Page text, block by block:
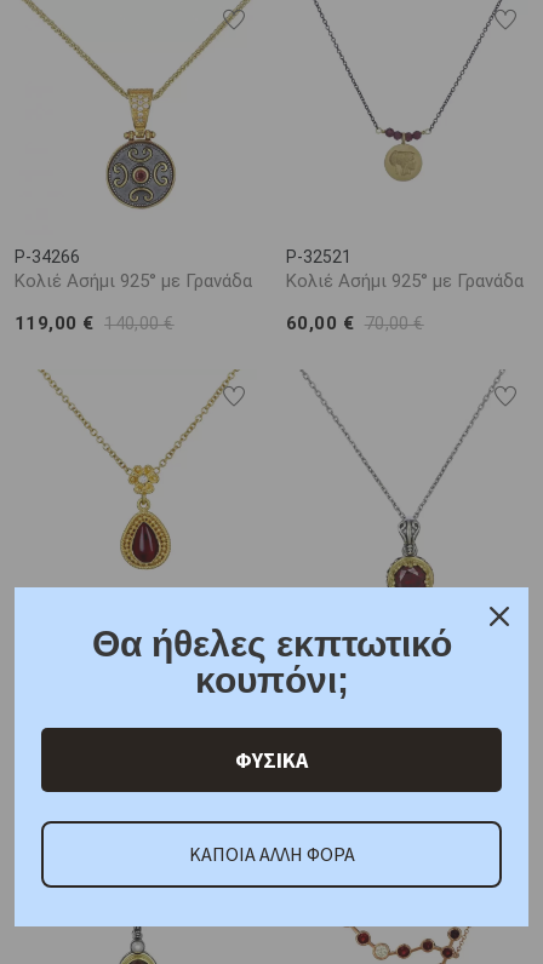
P-34266
Κολιέ Ασήμι 925° με Γρανάδα
119,00 € 140,00 €
P-32521
Κολιέ Ασήμι 925° με Γρανάδα
60,00 € 70,00 €
Κολιέ Χρυσός Κ18 με
P-39498
Γυναικείο Κολιέ Ασήμι 925°
με Κίτρινο Επιχρύσωμα &
Γρανάδα
Θα ήθελες εκπτωτικό
κουπόνι;
ΦΥΣΙΚΑ
ΚΑΠΟΙΑ ΑΛΛΗ ΦΟΡΑ